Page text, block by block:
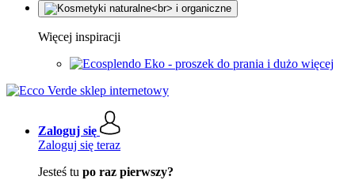
Więcej inspiracji
Eko - proszek do prania i dużo więcej
Zaloguj się
Zaloguj się teraz
Jesteś tu po raz pierwszy?